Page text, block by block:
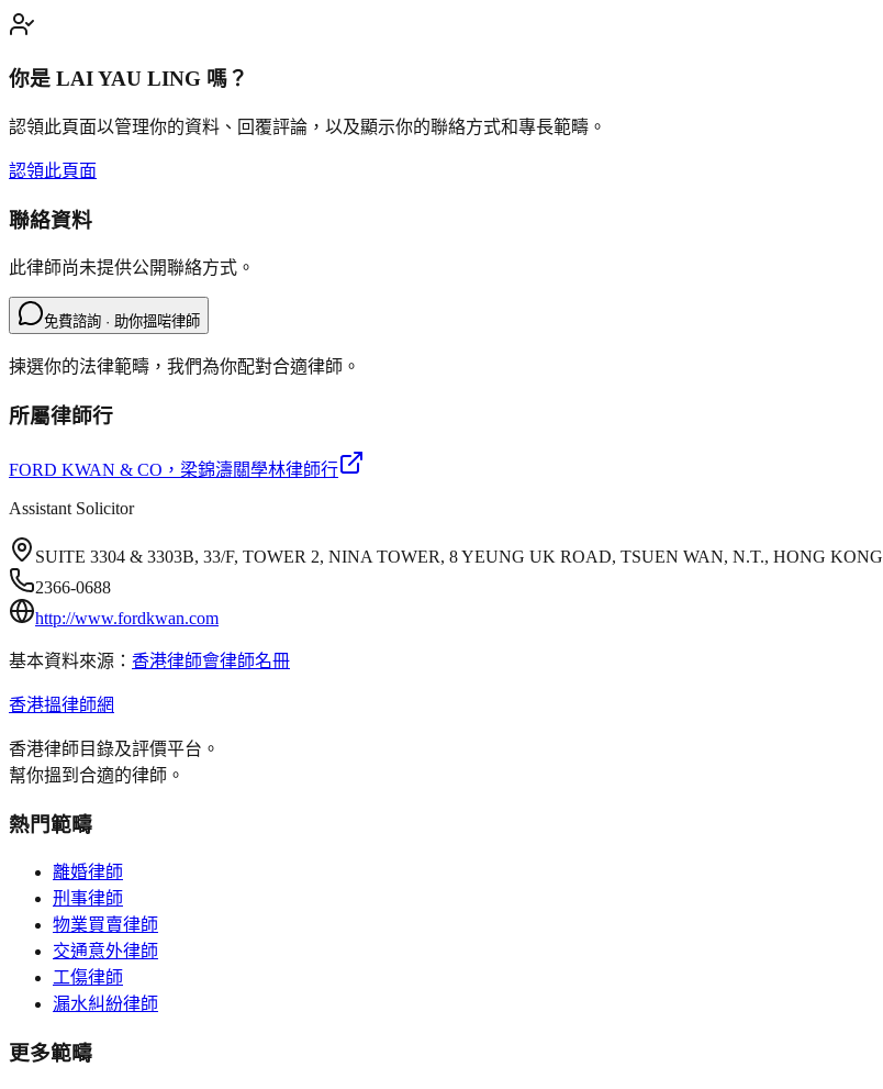
你是 LAI YAU LING 嗎？
認領此頁面以管理你的資料、回覆評論，以及顯示你的聯絡方式和專長範疇。
認領此頁面
聯絡資料
此律師尚未提供公開聯絡方式。
免費諮詢 · 助你搵啱律師
揀選你的法律範疇，我們為你配對合適律師。
所屬律師行
FORD KWAN & CO ，梁錦濤關學林律師行
Assistant Solicitor
SUITE 3304 & 3303B, 33/F, TOWER 2, NINA TOWER, 8 YEUNG UK ROAD, TSUEN WAN, N.T., HONG KONG
2366-0688
http://www.fordkwan.com
基本資料來源： 香港律師會律師名冊
香港搵律師網
香港律師目錄及評價平台。
幫你搵到合適的律師。
熱門範疇
離婚律師
刑事律師
物業買賣律師
交通意外律師
工傷律師
漏水糾紛律師
更多範疇